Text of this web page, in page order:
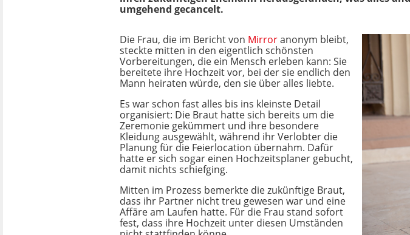
umgehend gecancelt.
Die Frau, die im Bericht von Mirroranonym bleibt,
steckte mitten in den eigentlich schönsten
Vorbereitungen, die ein Mensch erleben kann: Sie
bereitete ihre Hochzeit vor, bei der sie endlich den
Mann heiraten würde, den sie über alles liebte.
Es war schon fast alles bis ins kleinste Detail
organisiert: Die Braut hatte sich bereits um die
Zeremonie gekümmert und ihre besondere
Kleidung ausgewählt, während ihr Verlobter die
Planung für die Feierlocation übernahm. Dafür
hatte er sich sogar einen Hochzeitsplaner gebucht,
damit nichts schiefging.
Mitten im Prozess bemerkte die zukünftige Braut,
dass ihr Partner nicht treu gewesen war und eine
Affäre am Laufen hatte. Für die Frau stand sofort
fest, dass ihre Hochzeit unter diesen Umständen